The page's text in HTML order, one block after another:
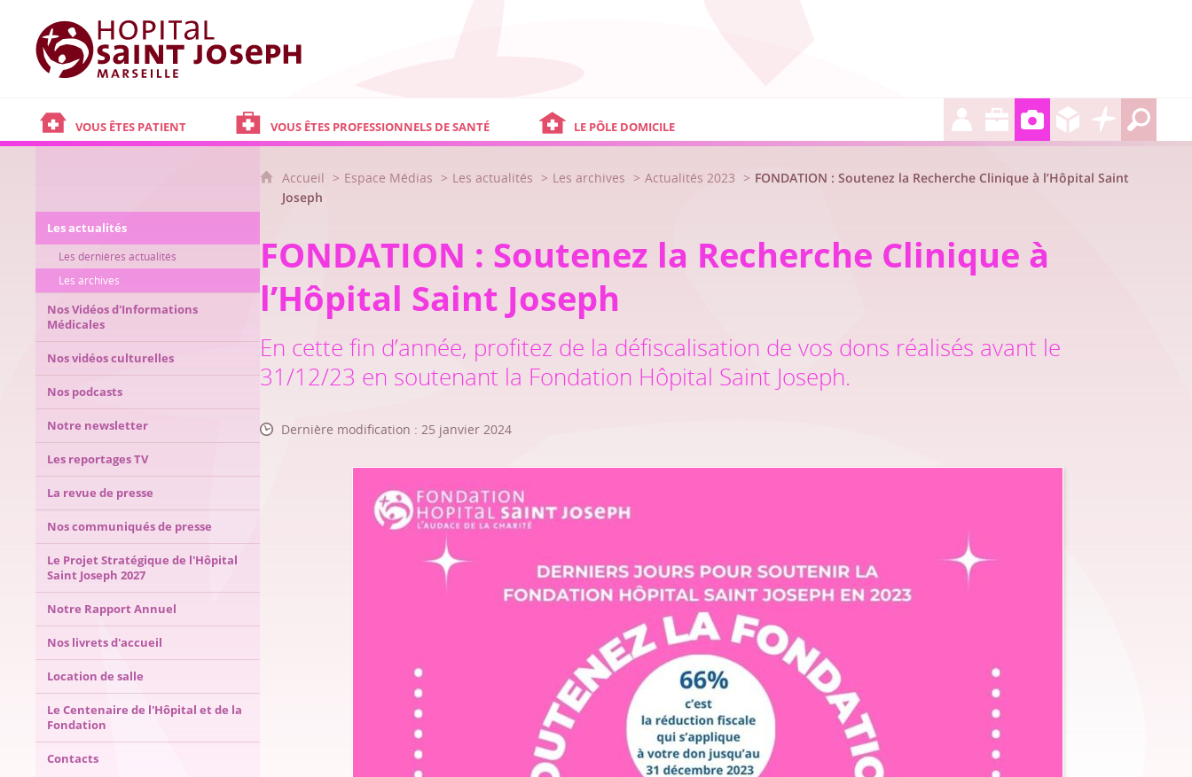
Hôpital Saint Joseph - Marseille
VOUS ÊTES PATIENT VOUS ÊTES PROFESSIONNELS DE SANTÉ LE PÔLE DOMICILE
Les actualités
Les dernières actualités
Les archives
Nos Vidéos d'Informations
Médicales
Nos vidéos culturelles
Nos podcasts
Notre newsletter
Les reportages TV
La revue de presse
Nos communiqués de presse
Le Projet Stratégique de l'Hôpital
Saint Joseph 2027
Notre Rapport Annuel
Nos livrets d'accueil
Location de salle
Le Centenaire de l'Hôpital et de la
Fondation
Contacts
Accueil Espace Médias Les actualités Les archives Actualités 2023
FONDATION : Soutenez la Recherche Clinique à l’Hôpital Saint
Joseph
FONDATION : Soutenez la Recherche Clinique à
l’Hôpital Saint Joseph
En cette fin d’année, profitez de la défiscalisation de vos dons réalisés avant le
31/12/23 en soutenant la Fondation Hôpital Saint Joseph.
Dernière modification : 25 janvier 2024